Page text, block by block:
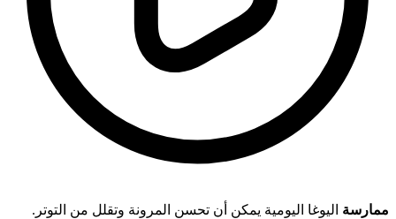
ممارسة اليوغا اليومية يمكن أن تحسن المرونة وتقلل من التوتر.